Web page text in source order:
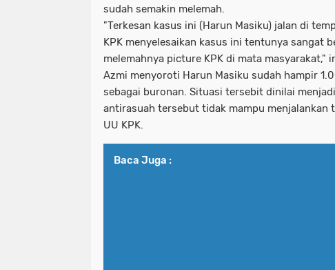
sudah semakin melemah.
"Terkesan kasus ini (Harun Masiku) jalan di
KPK menyelesaikan kasus ini tentunya sangat
melemahnya picture KPK di mata masyarakat,"
Azmi menyoroti Harun Masiku sudah hampir
sebagai buronan. Situasi tersebit dinilai
antirasuah tersebut tidak mampu menjalankan
UU KPK.
Baca Juga :